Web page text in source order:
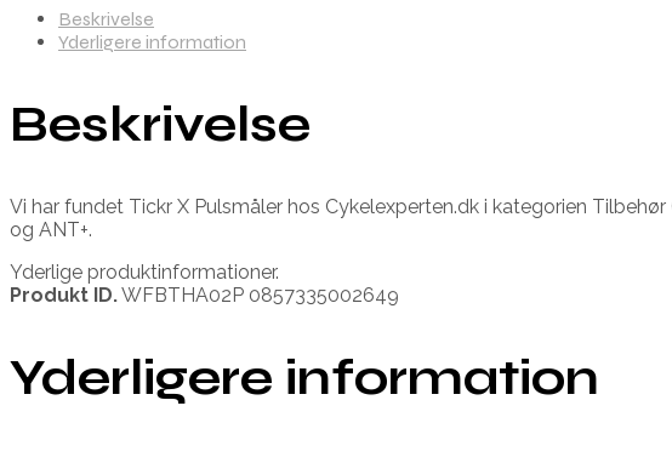
Beskrivelse
Yderligere information
Beskrivelse
Vi har fundet Tickr X Pulsmåler hos Cykelexperten.dk i kategorien
og ANT+.
Yderlige produktinformationer.
Produkt ID.WFBTHA02P 0857335002649
Yderligere information